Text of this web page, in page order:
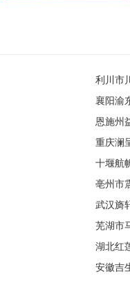
利川市
襄阳渝
恩施州
重庆澜
十堰航
亳州市
武汉旖
芜湖市
湖北红
安徽吉